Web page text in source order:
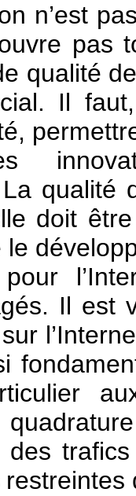
n’est
pas
qualité
Il
qualité
doit
le
pour
Il est
des